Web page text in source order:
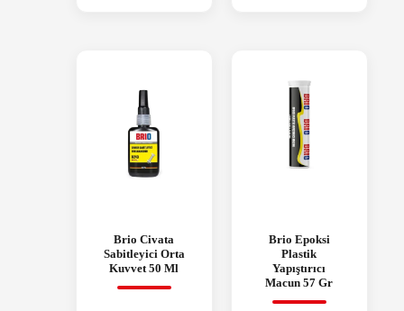
Brio Civata
Sabitleyici Orta
Kuvvet 50 Ml
Brio Epoksi
Plastik
Yapıştırıcı
Macun 57 Gr